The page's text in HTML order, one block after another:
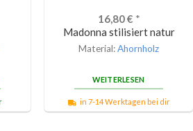
16,80€ *
Madonna stilisiert natur
Material:Ahornholz
WEITERLESEN
in 7-14 Werktagen bei dir